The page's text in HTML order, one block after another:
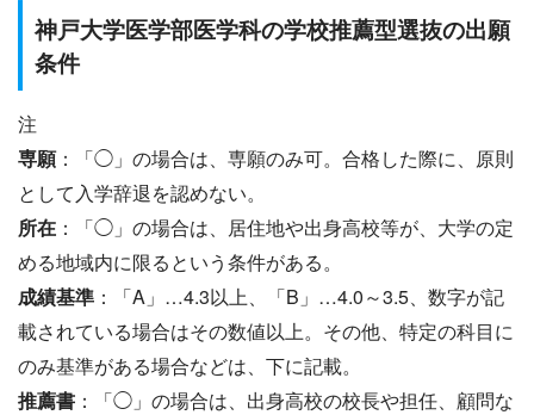
神戸大学医学部医学科の学校推薦型選抜の出願
条件
注
専願：「◯」の場合は、専願のみ可。合格した際に、原則
として入学辞退を認めない。
所在 ：「◯」の場合は、居住地や出身高校等が、大学の定
める地域内に限るという条件がある。
成績基準 ：「A」…4.3以上、「B」…4.0～3.5、数字が記
載されている場合はその数値以上。その他、特定の科目に
のみ基準がある場合などは、下に記載。
推薦書 ：「◯」の場合は、出身高校の校長や担任、顧問な